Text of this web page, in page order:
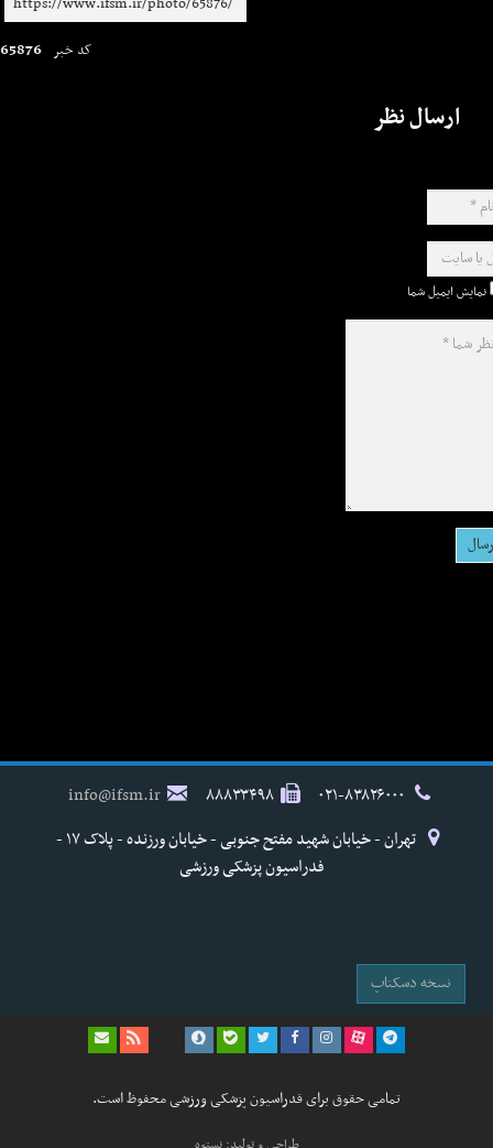
کد خبر 65876
ارسال نظر
نمایش ایمیل شما
۸۸۸۳۳۴۹۸
info@ifsm.ir
تهران - خیابان شهید مفتح جنوبی - خیابان ورزنده - پلاک ۱۷ -
فدراسیون پزشکی ورزشی
نسخه دسکتاپ
تمامی حقوق برای فدراسیون پزشکی ورزشی محفوظ است.